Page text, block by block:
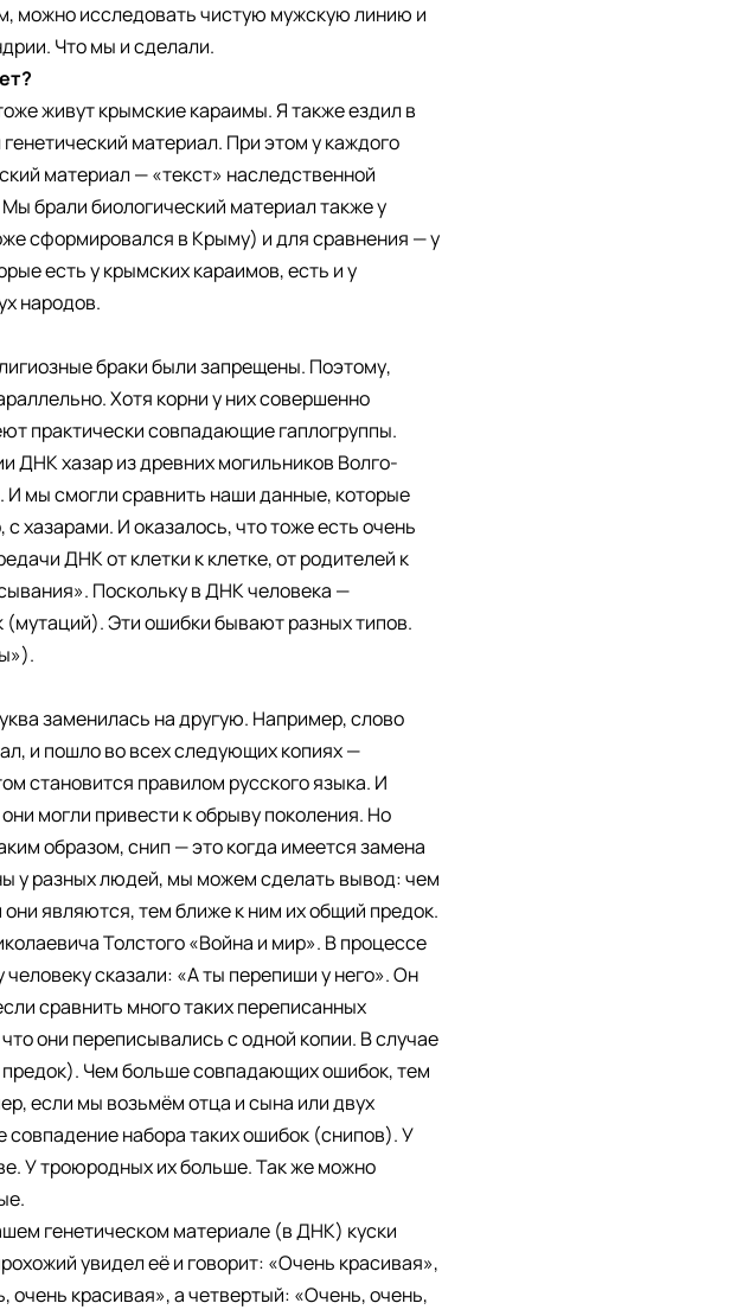
можно исследовать чистую мужскую линию и
Что мы и сделали.
живут крымские караимы. Я также ездил в
материал. При этом у каждого
материал — «текст» наследственной
брали биологический материал также у
сформировался в Крыму) и для сравнения — у
есть у крымских караимов, есть и у
народов.
браки были запрещены. Поэтому,
Хотя корни у них совершенно
практически совпадающие гаплогруппы.
ДНК хазар из древних могильников Волго-
И мы смогли сравнить наши данные, которые
хазарами. И оказалось, что тоже есть очень
ДНК от клетки к клетке, от родителей к
Поскольку в ДНК человека —
(мутаций). Эти ошибки бывают разных типов.
заменилась на другую. Например, слово
и пошло во всех следующих копиях —
становится правилом русского языка. И
могли привести к обрыву поколения. Но
образом, снип — это когда имеется замена
у разных людей, мы можем сделать вывод: чем
являются, тем ближе к ним их общий предок.
Толстого «Война и мир». В процессе
сказали: «А ты перепиши у него». Он
сравнить много таких переписанных
они переписывались с одной копии. В случае
Чем больше совпадающих ошибок, тем
если мы возьмём отца и сына или двух
совпадение набора таких ошибок (снипов). У
У троюродных их больше. Так же можно
генетическом материале (в ДНК) куски
увидел её и говорит: «Очень красивая»,
очень красивая», а четвертый: «Очень, очень,